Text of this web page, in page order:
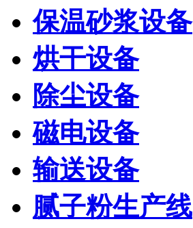
保温砂浆设备
烘干设备
除尘设备
磁电设备
输送设备
腻子粉生产线